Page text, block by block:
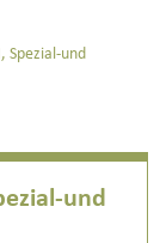
Spezial-und
und